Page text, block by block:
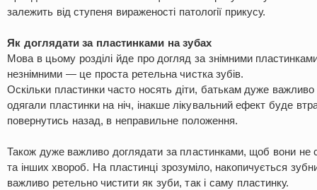
залежить від ступеня вираженості патології прикусу.
Як доглядати за пластинками на зубах
Мова в цьому розділі йде про догляд за знімними
незнімними — це проста ретельна чистка зубів.
Оскільки пластинки часто носять діти, батькам дуже
одягали пластинки на ніч, інакше лікувальний ефект буде
повернутись назад, в неправильне положення.
Також дуже важливо доглядати за пластинками, щоб вони не
та інших хвороб. На пластинці зрозуміло, накопичується
важливо ретельно чистити як зуби, так і саму пластинку.